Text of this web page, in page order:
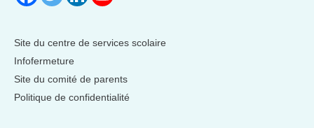
Site du centre de services scolaire
Infofermeture
Site du comité de parents
Politique de confidentialité